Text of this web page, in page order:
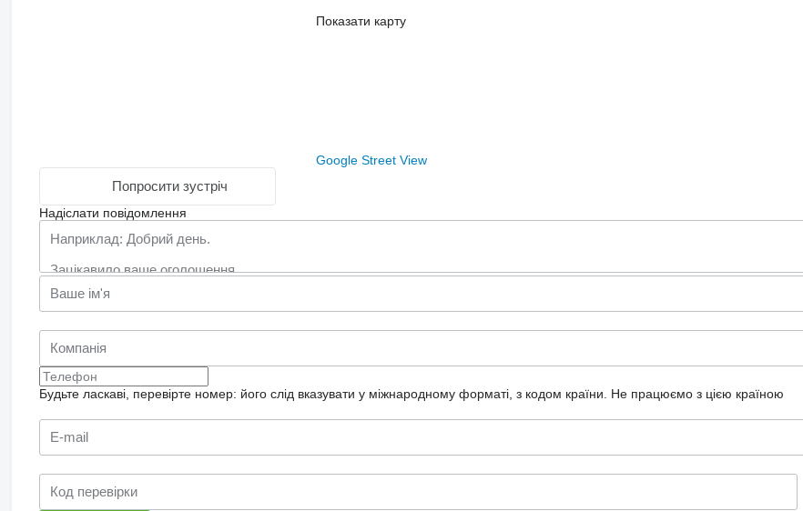
Показати карту
Google Street View
Попросити зустріч
Надіслати повідомлення
Будьте ласкаві, перевірте номер: його слід вказувати у міжнародному форматі, з кодом країни. Не працюємо з цією країною